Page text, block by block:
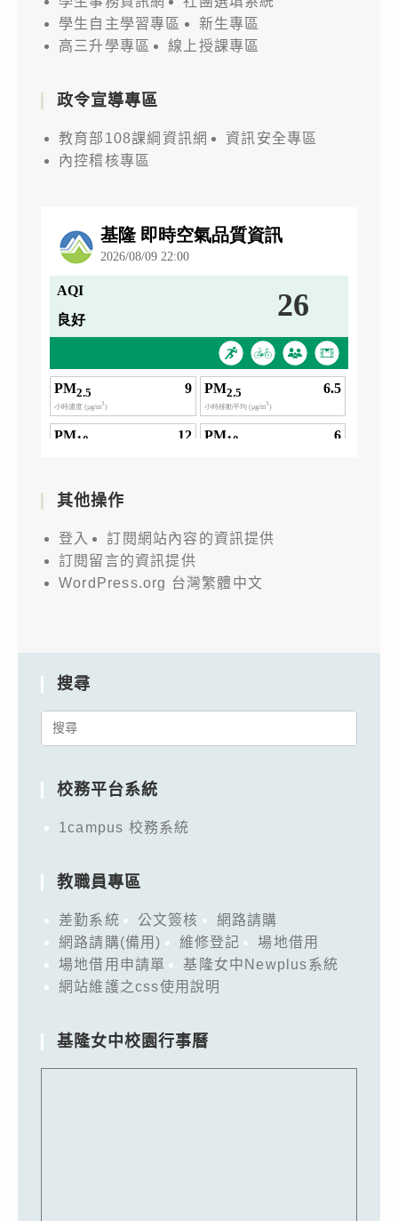
學生自主學習專區
新生專區
高三升學專區
線上授課專區
政令宣導專區
教育部108課綱資訊網
資訊安全專區
內控稽核專區
其他操作
登入
訂閱網站內容的資訊提供
訂閱留言的資訊提供
WordPress.org 台灣繁體中文
搜尋
Search
校務平台系統
1campus 校務系統
教職員專區
差勤系統 公文簽核
網路請購
網路請購(備用)
維修登記
場地借用
場地借用申請單
基隆女中Newplus系統
網站維護之css使用說明
基隆女中校園行事曆